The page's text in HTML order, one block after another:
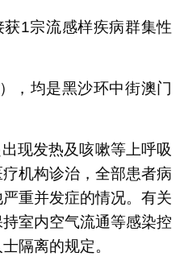
1宗流感样疾病群集性
，均是黑沙环中街澳门
现发热及咳嗽等上呼吸
机构诊治，全部患者病
重并发症的情况。有关
室内空气流通等感染控
隔离的规定。